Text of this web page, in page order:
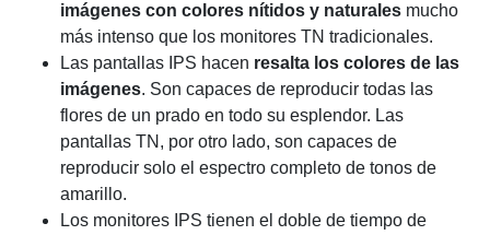
imágenes con colores nítidos y naturales mucho
más intenso que los monitores TN tradicionales.
Las pantallas IPS hacen resalta los colores de las
imágenes. Son capaces de reproducir todas las
flores de un prado en todo su esplendor. Las
pantallas TN, por otro lado, son capaces de
reproducir solo el espectro completo de tonos de
amarillo.
Los monitores IPS tienen el doble de tiempo de